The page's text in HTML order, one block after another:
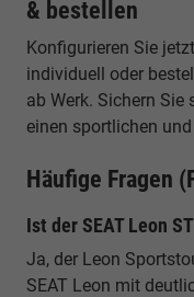
& bestellen
Konfigurieren Sie
individuell oder
ab Werk. Sichern
einen sportlichen
Häufige Fragen
Ist der SEAT Leon
Ja, der Leon
SEAT Leon mit